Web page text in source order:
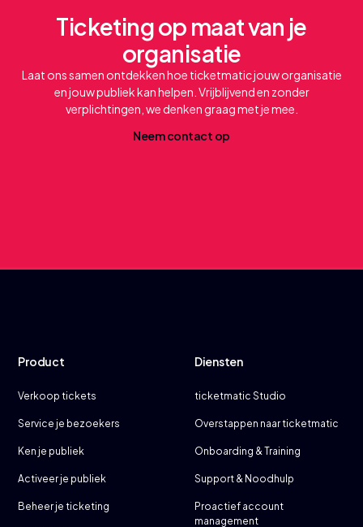
Ticketing op maat van je
organisatie
Laat ons samen ontdekken hoe ticketmatic jouw organisatie
en jouw publiek kan helpen. Vrijblijvend en zonder
verplichtingen, we denken graag met je mee.
Neemcontact op
Product
Verkoop tickets
Service je bezoekers
Ken je publiek
Activeer je publiek
Beheer je ticketing
Diensten
ticketmatic Studio
Overstappen naar ticketmatic
Onboarding & Training
Support & Noodhulp
Proactief account
management